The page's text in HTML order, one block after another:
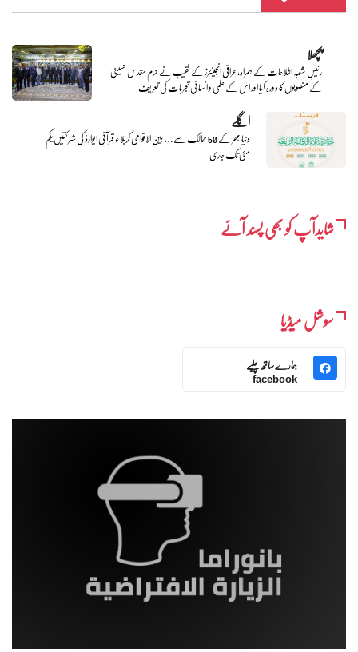
پچھلا
رئیسِ شعبہ اطلاعات کے ہمراہ، عراقی انجینئرز کے نقیب نے حرم مقدس حسینی
کے منصوبوں کا دورہ کیا اور اس کے علمی و انسانی تجربات کی تعریف
اگلے
دنیا بھر کے 50 ممالک سے… بین الاقوامی کربلاء قرآنی ایوارڈ کی شرکتیں یکم
مئی تک جاری
شایدآپ کو بھی پسند آئے
سوشل میڈیا
ہمارے ساتھ چلیے
facebook